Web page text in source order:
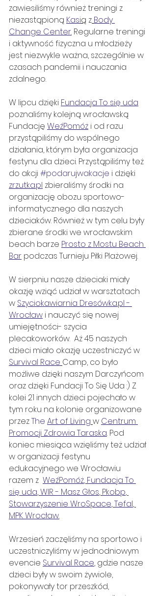
zawiesiliśmy również treningi z
niezastąpioną Kasią z Body
Change Center. Regularne treningi
i aktywność fizyczna u młodzieży
jest niezwykle ważna, szczególnie w
czasach pandemii i nauczania
zdalnego.
W lipcu dzięki Fundacja To się uda
poznaliśmy kolejną wrocławską
Fundację WeźPomóż i od razu
przystąpiliśmy do wspólnego
działania, którym była organizacja
festynu dla dzieci. Przystąpiliśmy też
do akcji #podarujwakacje i dzięki
zrzutka.pl zbieraliśmy środki na
organizację obozu sportowo-
informatycznego dla naszych
dzieciaków. Również w tym celu były
zbierane środki we wrocławskim
beach barze Prosto z Mostu Beach
Bar podczas Turnieju Piłki Plażowej.
W sierpniu nasze dzieciaki miały
okazję wziąć udział w warsztatach
w Szyciokawiarnia Dresówka.pl -
Wrocław i nauczyć się nowej
umiejętności- szycia
plecakoworków.  Aż 45 naszych
dzieci miało okazję uczestniczyć w
Survival Race Camp, co było
możliwe dzięki naszym Darczyńcom
oraz dzięki Fundacji To Się Uda :) Z
kolei 21 innych dzieci pojechało w
tym roku na kolonie organizowane
przez The Art of Living w Centrum
Promocji Zdrowia Taraska. Pod
koniec miesiąca wzięliśmy też udział
w organizacji festynu
edukacyjnego we Wrocławiu
razem z WeźPomóż, Fundacja To
się uda, WIR - Masz Głos, Pkobp,
Stowarzyszenie WroSpace, Tefal,
MPK Wrocław.
Wrzesień zaczęliśmy na sportowo i
uczestniczyliśmy w jednodniowym
evencie Survival Race, gdzie nasze
dzieci były w swoim żywiole,
pokonywały tor przeszkód,